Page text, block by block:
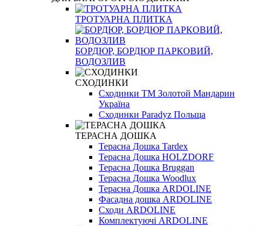
ТРОТУАРНА ПЛИТКА
БОРДЮР, БОРДЮР ПАРКОВИЙ,
ВОДОЗЛИВ
СХОДИНКИ
Сходинки ТМ Золотой Мандарин
Україна
Сходинки Paradyz Польща
ТЕРАСНА ДОШКА
Терасна Дошка Tardex
Терасна Дошка HOLZDORF
Терасна Дошка Bruggan
Терасна Дошка Woodlux
Терасна Дошка ARDOLINE
Фасадна дошка ARDOLINE
Сходи ARDOLINE
Комплектуючі ARDOLINE